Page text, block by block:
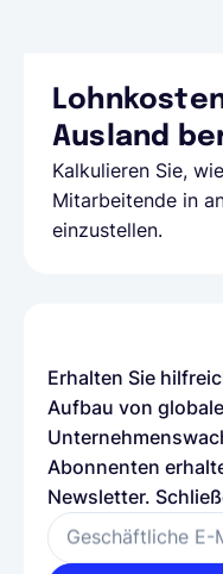
Ausland
Kalkulieren Sie,
Mitarbeitende in
einzustellen.
Erhalten Sie
Aufbau von
Abonnenten
Newsletter.
Geschäftliche E-